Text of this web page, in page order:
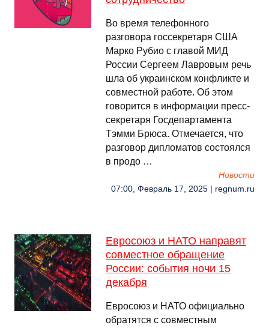
Во время телефонного
разговора госсекретаря США
Марко Рубио с главой МИД
России Сергеем Лавровым речь
шла об украинском конфликте и
совместной работе. Об этом
говорится в информации пресс-
секретаря Госдепартамента
Тэмми Брюса. Отмечается, что
разговор дипломатов состоялся
в продо …
Новости
07:00, Февраль 17, 2025 | regnum.ru
Евросоюз и НАТО направят
совместное обращение
России: события ночи 15
декабря
Евросоюз и НАТО официально
обратятся с совместным